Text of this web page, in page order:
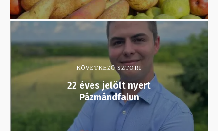
KÖVETKEZŐ SZTORI
22 éves jelölt nyert
Pázmándfalun